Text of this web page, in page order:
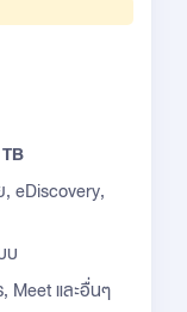
eDiscovery,
บ
Meet และอื่นๆ